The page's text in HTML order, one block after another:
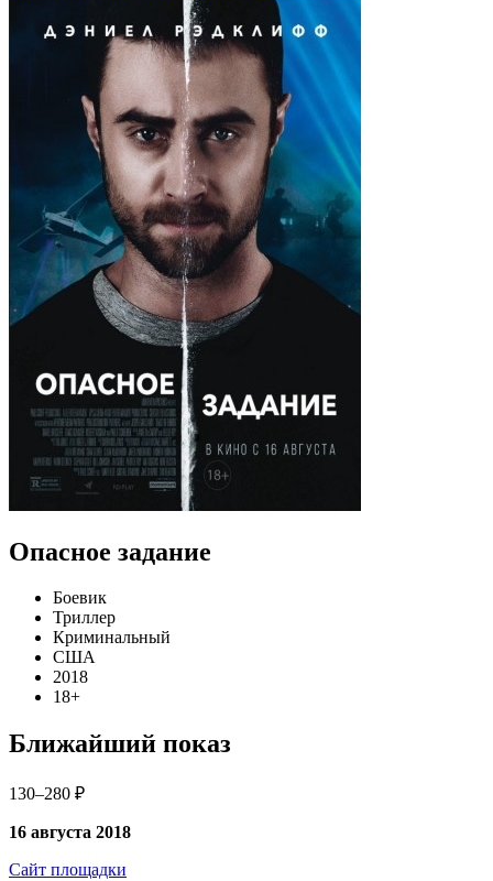
Опасное задание
Боевик
Триллер
Криминальный
США
2018
18+
Ближайший показ
130–280 ₽
16 августа 2018
Сайт площадки